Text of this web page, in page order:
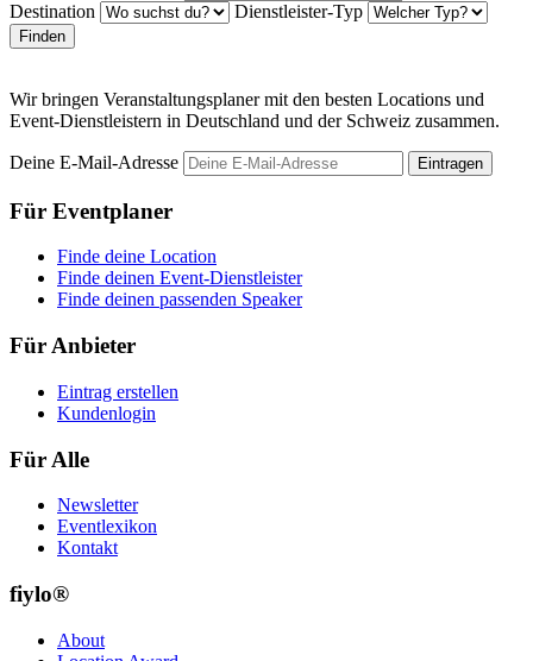
Destination
Dienstleister-Typ
Finden
Wir bringen Veranstaltungsplaner mit den besten Locations und
Event-Dienstleistern in Deutschland und der Schweiz zusammen.
Deine E-Mail-Adresse Eintragen
Für Eventplaner
Finde deine Location
Finde deinen Event-Dienstleister
Finde deinen passenden Speaker
Für Anbieter
Eintrag erstellen
Kundenlogin
Für Alle
Newsletter
Eventlexikon
Kontakt
fiylo®
About